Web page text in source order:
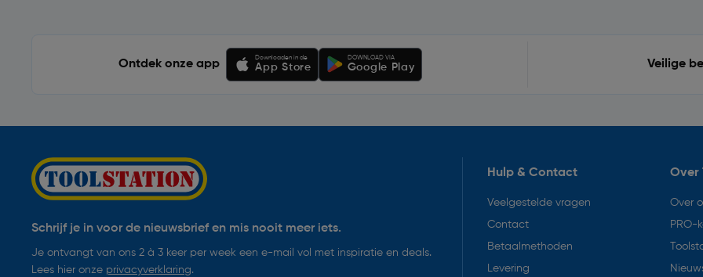
Ontdek onze app
Downloaden in de
App Store
DOWNLOAD VIA
Google Play Veilige
Schrijf je in voor de nieuwsbrief en mis nooit meer iets.
Je ontvangt van ons 2 à 3 keer per week een e-mail vol met inspiratie en deals.
Lees hier onze privacyverklaring.
Hulp & Contact
Veelgestelde vragen
Contact
Betaalmethoden
Levering
Over
Over
PRO-